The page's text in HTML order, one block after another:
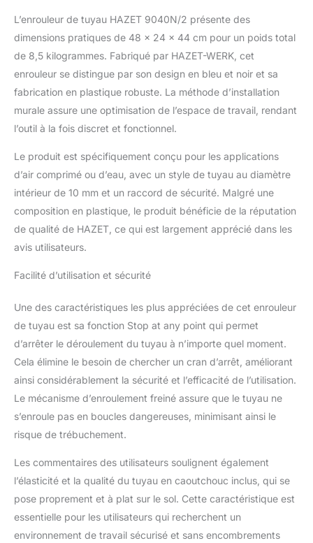
any point' '.
POLYVALENT :
L'enrouleur est équipé
hybride qui convient à
l'air comprimé ou à l'eau
et qui peut être monté
facilement et
l'étrier de fixation en
métal. FABRIQUÉ EN
ALLEMAGNE : HAZET
est l'un des principaux
fabricants d'outils à
usage professionnel et
développement et la
1x HAZET Enrouleur de
câble 9040N/2 I Fonction
"Stop at any point" I 230
V AC I Longueur de
câble : 15 m I Câble de
raccordement : 1,3 m I
enroulée : 1600 Watt I
Capacité de charge
L’enrouleur de tuyau HAZET 9040N/2 présente des
dimensions pratiques de 48 x 24 x 44 cm pour un poids total
de 8,5 kilogrammes. Fabriqué par HAZET-WERK, cet
enrouleur se distingue par son design en bleu et noir et sa
fabrication en plastique robuste. La méthode d’installation
murale assure une optimisation de l’espace de travail, rendant
l’outil à la fois discret et fonctionnel.
Le produit est spécifiquement conçu pour les applications
d’air comprimé ou d’eau, avec un style de tuyau au diamètre
intérieur de 10 mm et un raccord de sécurité. Malgré une
composition en plastique, le produit bénéficie de la réputation
de qualité de HAZET, ce qui est largement apprécié dans les
avis utilisateurs.
Facilité d’utilisation et sécurité
Une des caractéristiques les plus appréciées de cet enrouleur
de tuyau est sa fonction Stop at any point qui permet
d’arrêter le déroulement du tuyau à n’importe quel moment.
Cela élimine le besoin de chercher un cran d’arrêt, améliorant
ainsi considérablement la sécurité et l’efficacité de l’utilisation.
Le mécanisme d’enroulement freiné assure que le tuyau ne
s’enroule pas en boucles dangereuses, minimisant ainsi le
risque de trébuchement.
Les commentaires des utilisateurs soulignent également
l’élasticité et la qualité du tuyau en caoutchouc inclus, qui se
pose proprement et à plat sur le sol. Cette caractéristique est
essentielle pour les utilisateurs qui recherchent un
environnement de travail sécurisé et sans encombrements